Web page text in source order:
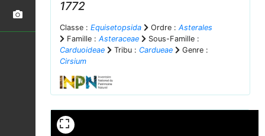
1772
Classe : Equisetopsida Ordre : Asterales
Famille : Asteraceae
Sous-Famille :
Carduoideae
Tribu : Cardueae
Genre :
Cirsium